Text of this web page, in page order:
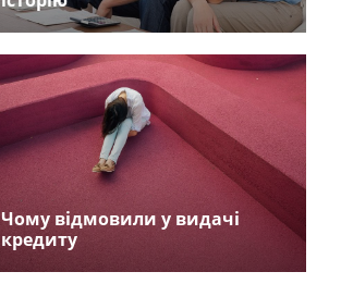
Чому відмовили у видачі
кредиту